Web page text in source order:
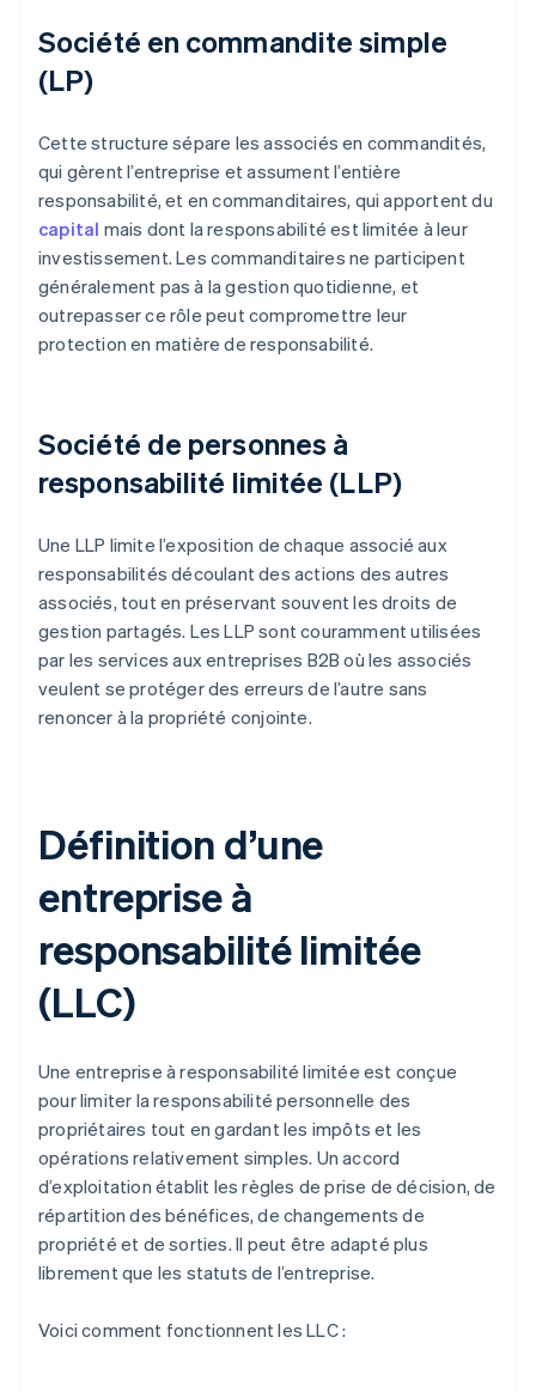
Société en commandite simple
(LP)
Cette structure sépare les associés en commandités,
qui gèrent l’entreprise et assument l’entière
responsabilité, et en commanditaires, qui apportent du
capital mais dont la responsabilité est limitée à leur
investissement. Les commanditaires ne participent
généralement pas à la gestion quotidienne, et
outrepasser ce rôle peut compromettre leur
protection en matière de responsabilité.
Société de personnes à
responsabilité limitée (LLP)
Une LLP limite l’exposition de chaque associé aux
responsabilités découlant des actions des autres
associés, tout en préservant souvent les droits de
gestion partagés. Les LLP sont couramment utilisées
par les services aux entreprises B2B où les associés
veulent se protéger des erreurs de l’autre sans
renoncer à la propriété conjointe.
Définition d’une
entreprise à
responsabilité limitée
(LLC)
Une entreprise à responsabilité limitée est conçue
pour limiter la responsabilité personnelle des
propriétaires tout en gardant les impôts et les
opérations relativement simples. Un accord
d’exploitation établit les règles de prise de décision, de
répartition des bénéfices, de changements de
propriété et de sorties. Il peut être adapté plus
librement que les statuts de l’entreprise.
Voici comment fonctionnent les LLC :